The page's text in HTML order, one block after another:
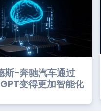
斯-奔驰汽车通过
变得更加智能化